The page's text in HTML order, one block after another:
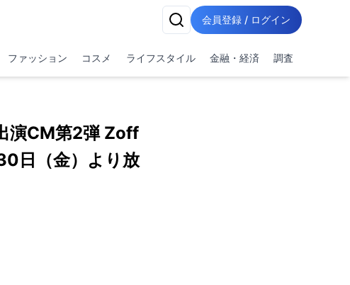
会員登録 / ログイン
ファッション コスメ ライフスタイル 金融・経済 調査
演CM第2弾 Zoff
日（金）より放